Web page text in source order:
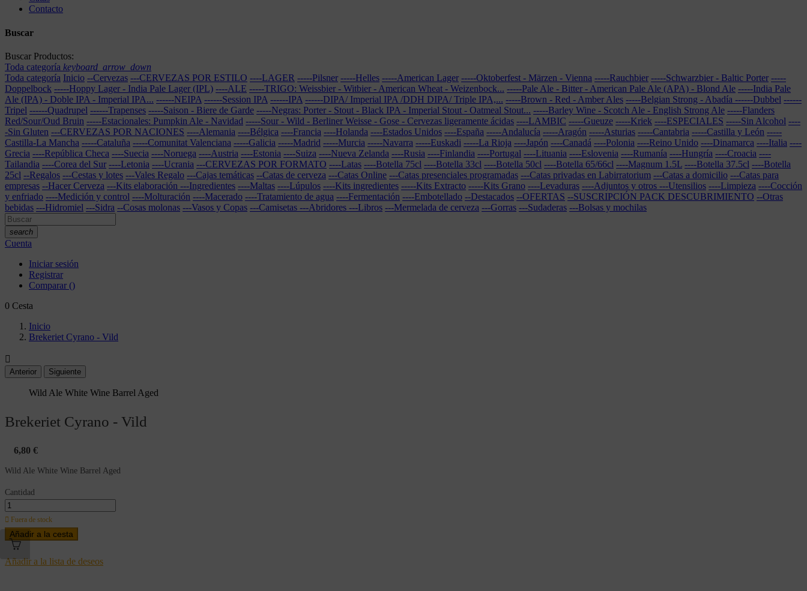
Contacto
Buscar
Buscar Productos:
Toda categoría keyboard_arrow_down
Toda categoría Inicio --Cervezas ---CERVEZAS POR ESTILO ----LAGER -----Pilsner -----Helles -----American Lager -----Oktoberfest - Märzen - Vienna -----Rauchbier -----Schwarzbier - Baltic Porter -----
Doppelbock -----Hoppy Lager - India Pale Lager (IPL) ----ALE -----TRIGO: Weissbier - Witbier - American Wheat - Weizenbock... -----Pale Ale - Bitter - American Pale Ale (APA) - Blond Ale -----India Pale
Ale (IPA) - Doble IPA - Imperial IPA... ------NEIPA ------Session IPA ------IPA ------DIPA/ Imperial IPA /DDH DIPA/ Triple IPA,... -----Brown - Red - Amber Ales -----Belgian Strong - Abadía ------Dubbel ------
Tripel ------Quadrupel ------Trapenses -----Saison - Biere de Garde -----Negras: Porter - Stout - Black IPA - Imperial Stout - Oatmeal Stout... -----Barley Wine - Scotch Ale - English Strong Ale -----Flanders
Red/Sour/Oud Bruin -----Estacionales: Pumpkin Ale - Navidad -----Sour - Wild - Berliner Weisse - Gose - Cervezas ligeramente ácidas ----LAMBIC -----Gueuze -----Kriek ----ESPECIALES -----Sin Alcohol ----
-Sin Gluten ---CERVEZAS POR NACIONES ----Alemania ----Bélgica ----Francia ----Holanda ----Estados Unidos ----España -----Andalucía -----Aragón -----Asturias -----Cantabria -----Castilla y León -----
Castilla-La Mancha -----Cataluña -----Comunitat Valenciana -----Galicia -----Madrid -----Murcia -----Navarra -----Euskadi -----La Rioja ----Japón ----Canadá ----Polonia ----Reino Unido ----Dinamarca ----Italia ----
Grecia ----República Checa ----Suecia ----Noruega ----Austria ----Estonia ----Suiza ----Nueva Zelanda ----Rusia ----Finlandia ----Portugal ----Lituania ----Eslovenia ----Rumanía ----Hungría ----Croacia ----
Tailandia ----Corea del Sur ----Letonia ----Ucrania ---CERVEZAS POR FORMATO ----Latas ----Botella 75cl ----Botella 33cl ----Botella 50cl ----Botella 65/66cl ----Magnum 1.5L ----Botella 37.5cl ----Botella
25cl --Regalos ---Cestas y lotes ---Vales Regalo ---Cajas temáticas --Catas de cerveza ---Catas Online ---Catas presenciales programadas ---Catas privadas en Labirratorium ---Catas a domicilio ---Catas para
empresas --Hacer Cerveza ---Kits elaboración ---Ingredientes ----Maltas ----Lúpulos ----Kits ingredientes -----Kits Extracto -----Kits Grano ----Levaduras ----Adjuntos y otros ---Utensilios ----Limpieza ----Cocción
y enfriado ----Medición y control ----Molturación ----Macerado ----Tratamiento de agua ----Fermentación ----Embotellado --Destacados --OFERTAS --SUSCRIPCIÓN PACK DESCUBRIMIENTO --Otras
bebidas ---Hidromiel ---Sidra --Cosas molonas ---Vasos y Copas ---Camisetas ---Abridores ---Libros ---Mermelada de cerveza ---Gorras ---Sudaderas ---Bolsas y mochilas
search
Cuenta
Iniciar sesión
Registrar
Comparar ()
0 Cesta
Inicio
Brekeriet Cyrano - Vild

Anterior Siguiente
Wild Ale White Wine Barrel Aged
Brekeriet Cyrano - Vild
6,80 €
Wild Ale White Wine Barrel Aged
Cantidad
 Fuera de stock
Añadir a la cesta
Añadir a la lista de deseos